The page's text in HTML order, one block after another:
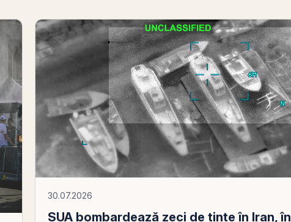
30.07.2026
SUA bombardează zeci de ţinte în Iran, în